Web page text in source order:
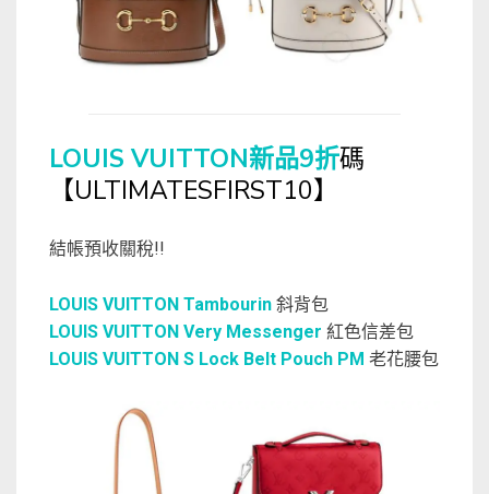
LOUIS VUITTON新品9折碼
【ULTIMATESFIRST10】
結帳預收關稅!!
LOUIS VUITTON Tambourin 斜背包
LOUIS VUITTON Very Messenger 紅色信差包
LOUIS VUITTON S Lock Belt Pouch PM 老花腰包